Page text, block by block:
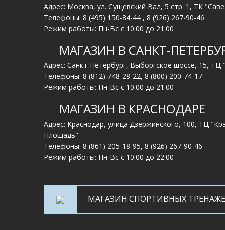
Адрес: Москва, ул. Сущевский Вал, 5 стр. 1, ТК
Телефоны: 8 (495) 150-84-44 , 8 (926) 267-90-46
Режим работы: Пн-Вс с 10:00 до 21:00
МАГАЗИН В САНКТ-
Адрес: Санкт-Петербург, Выборгское шоссе, 15,
Телефоны: 8 (812) 748-28-22, 8 (800) 200-74-17
Режим работы: Пн-Вс с 10:00 до 21:00
МАГАЗИН В КРАСНОДАРЕ
Адрес: Краснодар, улица Дзержинского, 100, ТЦ
Площадь"
Телефоны: 8 (861) 205-18-95, 8 (926) 267-90-46
Режим работы: Пн-Вс с 10:00 до 22:00
МАГАЗИН СПОРТИВНЫХ